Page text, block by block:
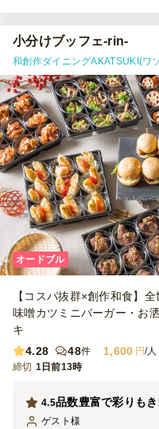
小分けブッフェ-rin-
和創作ダイニングAKATSUKI(ワ
オードブル
【コスパ抜群×創作和食】
味噌カツミニバーガー・お
キ
4.28
48件 1,600 円/人
締切 1日前13時
品数豊富で彩りもき
4.5
ゲスト 様